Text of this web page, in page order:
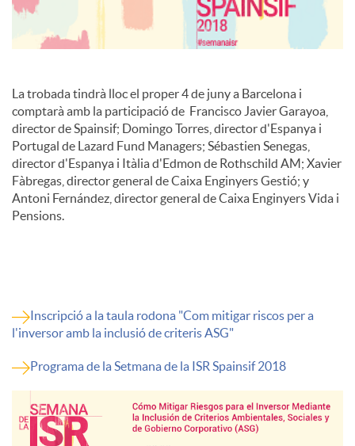
La trobada tindrà lloc el proper 4 de juny a Barcelona i
comptarà amb la participació de Francisco Javier Garayoa,
director de Spainsif; Domingo Torres, director d'Espanya i
Portugal de Lazard Fund Managers; Sébastien Senegas,
director d'Espanya i Itàlia d'Edmon de Rothschild AM; Xavier
Fàbregas, director general de Caixa Enginyers Gestió; y
Antoni Fernández, director general de Caixa Enginyers Vida i
Pensions.
Inscripció a la taula rodona "Com mitigar riscos per a
l'inversor amb la inclusió de criteris ASG"
Programa de la Setmana de la ISR Spainsif 2018